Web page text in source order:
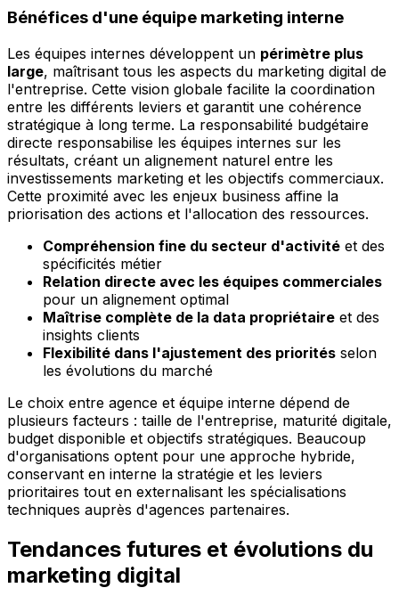
Bénéfices d'une équipe marketing interne
Les équipes internes développent un périmètre plus
large, maîtrisant tous les aspects du marketing digital de
l'entreprise. Cette vision globale facilite la coordination
entre les différents leviers et garantit une cohérence
stratégique à long terme. La responsabilité budgétaire
directe responsabilise les équipes internes sur les
résultats, créant un alignement naturel entre les
investissements marketing et les objectifs commerciaux.
Cette proximité avec les enjeux business affine la
priorisation des actions et l'allocation des ressources.
Compréhension fine du secteur d'activité et des
spécificités métier
Relation directe avec les équipes commerciales
pour un alignement optimal
Maîtrise complète de la data propriétaire et des
insights clients
Flexibilité dans l'ajustement des priorités selon
les évolutions du marché
Le choix entre agence et équipe interne dépend de
plusieurs facteurs : taille de l'entreprise, maturité digitale,
budget disponible et objectifs stratégiques. Beaucoup
d'organisations optent pour une approche hybride,
conservant en interne la stratégie et les leviers
prioritaires tout en externalisant les spécialisations
techniques auprès d'agences partenaires.
Tendances futures et évolutions du
marketing digital